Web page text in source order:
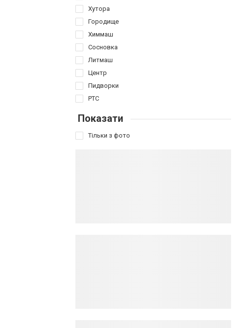
Хутора
Городище
Химмаш
Сосновка
Литмаш
Центр
Пидворки
РТС
Показати
Тільки з фото